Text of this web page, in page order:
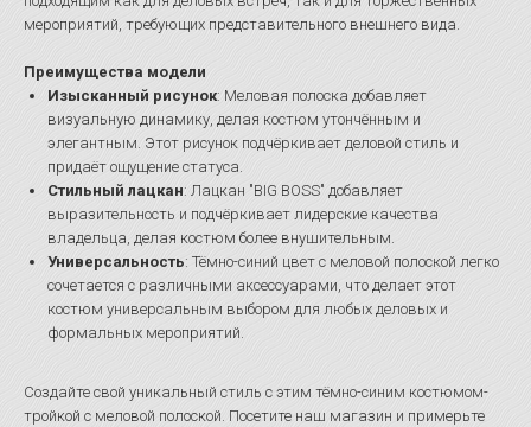
мероприятий, требующих представительного внешнего вида.
Преимущества модели
Изысканный рисунок: Меловая полоска добавляет
визуальную динамику, делая костюм утончённым и
элегантным. Этот рисунок подчёркивает деловой стиль и
придаёт ощущение статуса.
Стильный лацкан: Лацкан "BIG BOSS" добавляет
выразительность и подчёркивает лидерские качества
владельца, делая костюм более внушительным.
Универсальность: Тёмно-синий цвет с меловой полоской легко
сочетается с различными аксессуарами, что делает этот
костюм универсальным выбором для любых деловых и
формальных мероприятий.
Создайте свой уникальный стиль с этим тёмно-синим костюмом-
тройкой с меловой полоской. Посетите наш магазин и примерьте